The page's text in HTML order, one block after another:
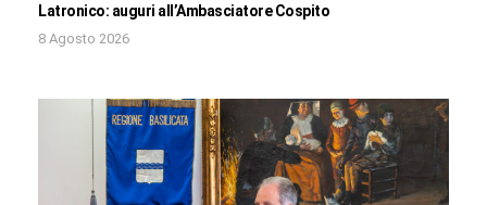
Latronico: auguri all’Ambasciatore Cospito
8 Agosto 2026